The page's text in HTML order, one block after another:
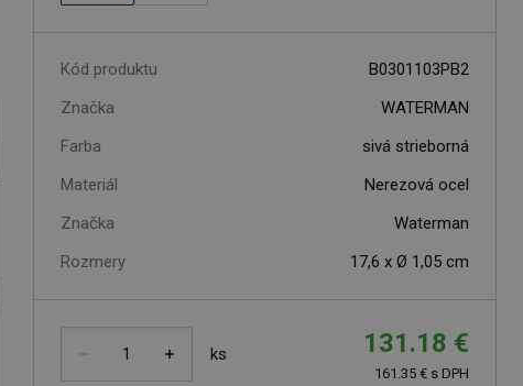
Kód produktu
B0301103PB2
Značka
WATERMAN
Farba
sivá strieborná
Materiál
Nerezová ocel
Značka
Waterman
Rozmery
17,6 x Ø 1,05 cm
ks 131.18 €
161.35 € s DPH